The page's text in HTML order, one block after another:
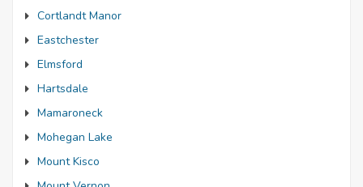
Cortlandt Manor
Eastchester
Elmsford
Hartsdale
Mamaroneck
Mohegan Lake
Mount Kisco